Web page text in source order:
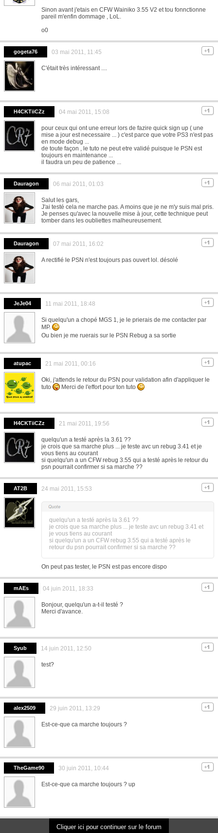
Sinon avant j'etais en CFW Wainiko 3.55 V2 et tou fonnctionne
pareil m'enfin dommage , LoL.
o0
gogeta76 03 mai 2011, 11:45
C'était très intéressant ....
H4CKTiiCZz 04 mai 2011, 15:08
pour ceux qui ont une erreur lors de fazire quick sign up ( une
mise a jour est necessaire ... ) c'est parce que votre PS3 n'est pas
en mode debug ...
de toute façon , le tuto ne peut etre validé puisque le PSN est
toujours en maintenance ...
il faudra un peu de patience ...
Dauragon 06 mai 2011, 01:03
Salut les gars,
J'ai testé cela ne marche pas. A moins que je ne m'y suis mal pris.
Je penses qu'avec la nouvelle mise à jour, cette technique peut
tomber dans les oubliettes malheureusement.
Dauragon 07 mai 2011, 16:02
A rectifié le PSN n'est toujours pas ouvert lol. désolé
JeJe04 11 mai 2011, 18:48
Si quelqu'un a chopé MGS 1, je le prierais de me contacter par
MP.
Ou bien je me ruerais sur le PSN Rebug a sa sortie
atupac 21 mai 2011, 00:16
Oki, j'attends le retour du PSN pour validation afin d'appliquer le
tuto
Merci de l'effort pour ton tuto
H4CKTiiCZz 21 mai 2011, 19:56
quelqu'un a testé après la 3.61 ??
je crois que sa marche plus ... je teste avc un rebug 3.41 et je
vous tiens au courant
si quelqu'un a un CFW rebug 3.55 qui a testé après le retour du
psn pourrait confirmer si sa marche ??
AT2B 24 mai 2011, 15:53
quelqu'un a testé après la 3.61 ??
je crois que sa marche plus ... je teste avc un rebug 3.41 et
je vous tiens au courant
si quelqu'un a un CFW rebug 3.55 qui a testé après le
retour du psn pourrait confirmer si sa marche ??
On peut pas tester, le PSN est pas encore dispo
mAEs 04 juin 2011, 18:33
Bonjour, quelqu'un a-t-il testé ?
Merci d'avance.
Syub 14 juin 2011, 12:50
test?
alex2509 29 juin 2011, 13:29
Est-ce-que ca marche toujours ?
TheGame90 30 juin 2011, 10:44
Est-ce-que ca marche toujours ? up
Cliquer ici pour continuer sur le forum